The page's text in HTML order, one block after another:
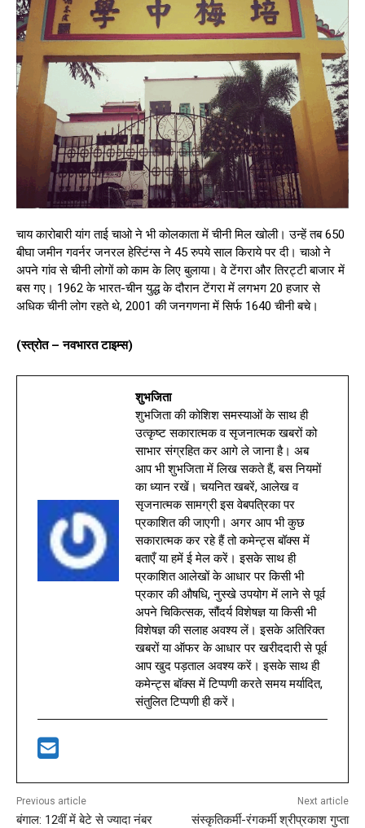
चाय कारोबारी यांग ताई चाओ ने भी कोलकाता में चीनी मिल खोली। उन्हें तब 650
बीघा जमीन गवर्नर जनरल हेस्टिंग्स ने 45 रुपये साल किराये पर दी। चाओ ने
अपने गांव से चीनी लोगों को काम के लिए बुलाया। वे टेंगरा और तिरट्टी बाजार में
बस गए। 1962 के भारत-चीन युद्ध के दौरान टेंगरा में लगभग 20 हजार से
अधिक चीनी लोग रहते थे, 2001 की जनगणना में सिर्फ 1640 चीनी बचे।
(स्त्रोत – नवभारत टाइम्स)
शुभजिता
शुभजिता की कोशिश समस्याओं के साथ ही
उत्कृष्ट सकारात्मक व सृजनात्मक खबरों को
साभार संग्रहित कर आगे ले जाना है। अब
आप भी शुभजिता में लिख सकते हैं, बस नियमों
का ध्यान रखें। चयनित खबरें, आलेख व
सृजनात्मक सामग्री इस वेबपत्रिका पर
प्रकाशित की जाएगी। अगर आप भी कुछ
सकारात्मक कर रहे हैं तो कमेन्ट्स बॉक्स में
बताएँ या हमें ई मेल करें। इसके साथ ही
प्रकाशित आलेखों के आधार पर किसी भी
प्रकार की औषधि, नुस्खे उपयोग में लाने से पूर्व
अपने चिकित्सक, सौंदर्य विशेषज्ञ या किसी भी
विशेषज्ञ की सलाह अवश्य लें। इसके अतिरिक्त
खबरों या ऑफर के आधार पर खरीददारी से पूर्व
आप खुद पड़ताल अवश्य करें। इसके साथ ही
कमेन्ट्स बॉक्स में टिप्पणी करते समय मर्यादित,
संतुलित टिप्पणी ही करें।
Previous article
बंगाल: 12वीं में बेटे से ज्यादा नंबर
Next article
संस्कृतिकर्मी-रंगकर्मी श्रीप्रकाश गुप्ता